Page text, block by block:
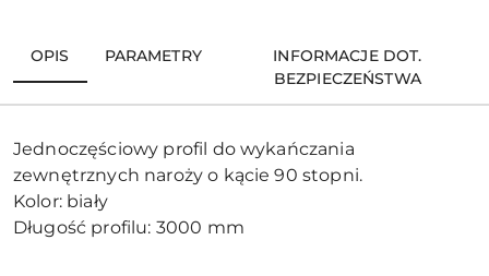
OPIS PARAMETRY
INFORMACJE DOT.
BEZPIECZEŃSTWA
Jednoczęściowy profil do wykańczania
zewnętrznych naroży o kącie 90 stopni.
Kolor: biały
Długość profilu: 3000 mm